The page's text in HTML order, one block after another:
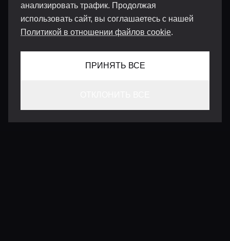
анализировать трафик. Продолжая
использовать сайт, вы соглашаетесь с нашей
Политикой в отношении файлов cookie.
ПРИНЯТЬ ВСЕ